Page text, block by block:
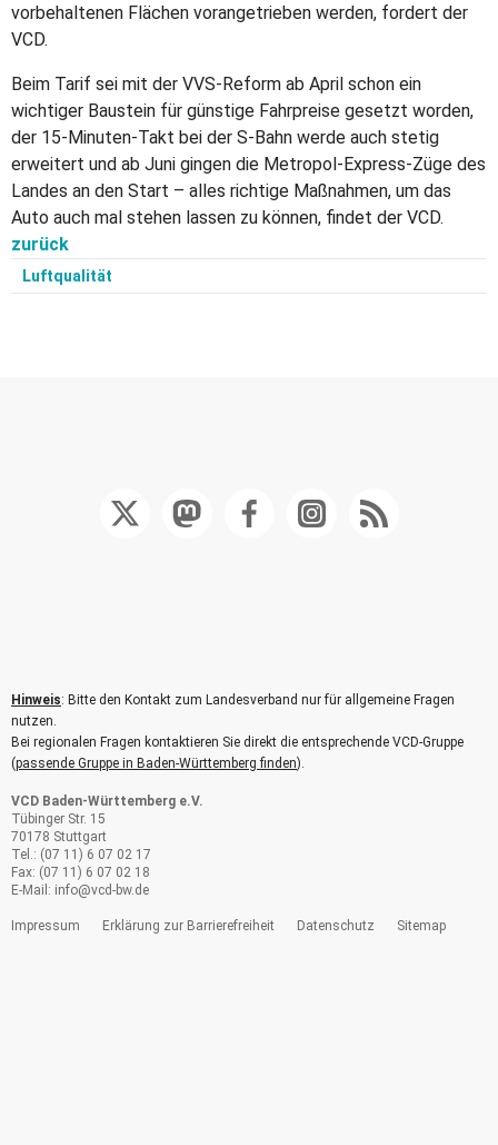
vorbehaltenen Flächen vorangetrieben werden, fordert der
VCD.
Beim Tarif sei mit der VVS-Reform ab April schon ein
wichtiger Baustein für günstige Fahrpreise gesetzt worden,
der 15-Minuten-Takt bei der S-Bahn werde auch stetig
erweitert und ab Juni gingen die Metropol-Express-Züge des
Landes an den Start – alles richtige Maßnahmen, um das
Auto auch mal stehen lassen zu können, findet der VCD.
zurück
Luftqualität
Hinweis: Bitte den Kontakt zum Landesverband nur für allgemeine Fragen
nutzen.
Bei regionalen Fragen kontaktieren Sie direkt die entsprechende VCD-Gruppe
(passende Gruppe in Baden-Württemberg finden).
VCD Baden-Württemberg e.V.
Tübinger Str. 15
70178 Stuttgart
Tel.: (07 11) 6 07 02 17
Fax: (07 11) 6 07 02 18
E-Mail: info@vcd-bw.de
Impressum Erklärung zur Barrierefreiheit Datenschutz Sitemap